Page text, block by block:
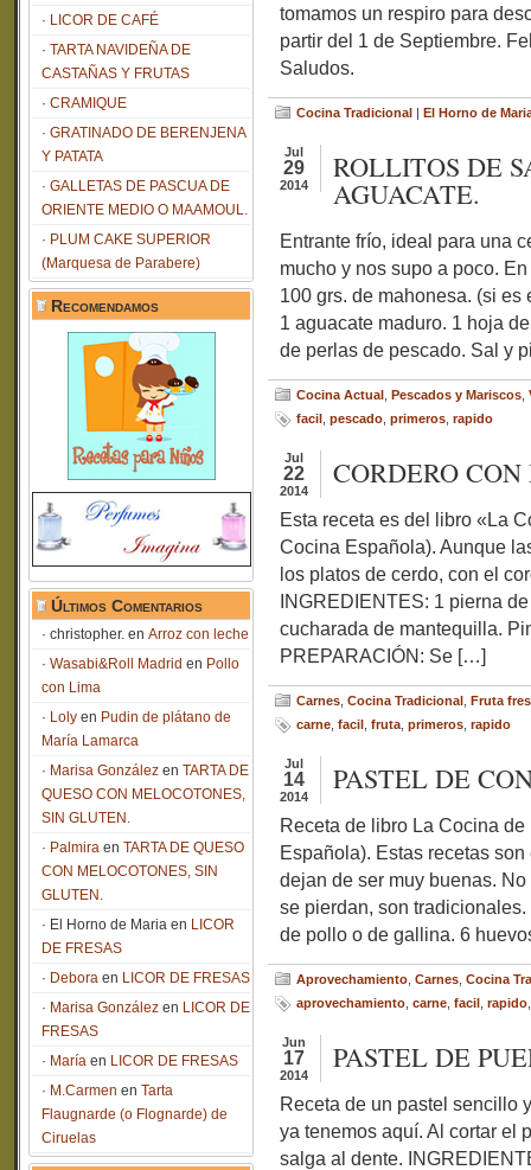
LICOR DE CAFÉ
TARTA NAVIDEÑA DE
CASTAÑAS Y FRUTAS
CRAMIQUE
GRATINADO DE BERENJENA
Y PATATA
GALLETAS DE PASCUA DE
ORIENTE MEDIO O MAAMOUL.
PLUM CAKE SUPERIOR
(Marquesa de Parabere)
Recomendamos
Últimos Comentarios
christopher. en Arroz con leche
Wasabi&Roll Madrid en Pollo
con Lima
Loly en Pudin de plátano de
María Lamarca
Marisa González en TARTA DE
QUESO CON MELOCOTONES,
SIN GLUTEN.
Palmira en TARTA DE QUESO
CON MELOCOTONES, SIN
GLUTEN.
El Horno de Maria en LICOR
DE FRESAS
Debora en LICOR DE FRESAS
Marisa González en LICOR DE
FRESAS
María en LICOR DE FRESAS
M.Carmen en Tarta
Flaugnarde (o Flognarde) de
Ciruelas
tomamos un respiro para
partir del 1 de Septiembre.
Saludos.
Cocina Tradicional | El Horno de
Jul
29
2014
ROLLITOS DE
AGUACATE.
Entrante frío, ideal para una
mucho y nos supo a poco.
100 grs. de mahonesa. (si
1 aguacate maduro. 1 hoja
de perlas de pescado. Sal y
Cocina Actual Pescados y Mariscos
facil pescado primeros rapido
Jul
22
2014
CORDERO
Esta receta es del libro «La
Cocina Española). Aunque
los platos de cerdo, con el
INGREDIENTES: 1 pierna
cucharada de mantequilla.
PREPARACIÓN: Se […]
Carnes Cocina Tradicional Fruta
carne facil fruta primeros rapido
Jul
14
2014
PASTEL DE
Receta de libro La Cocina
Española). Estas recetas
dejan de ser muy buenas.
se pierdan, son
de pollo o de gallina. 6
Aprovechamiento Carnes Cocina
aprovechamiento carne facil rapido
Jun
17
2014
PASTEL DE
Receta de un pastel sencillo
ya tenemos aquí. Al cortar el
salga al dente.